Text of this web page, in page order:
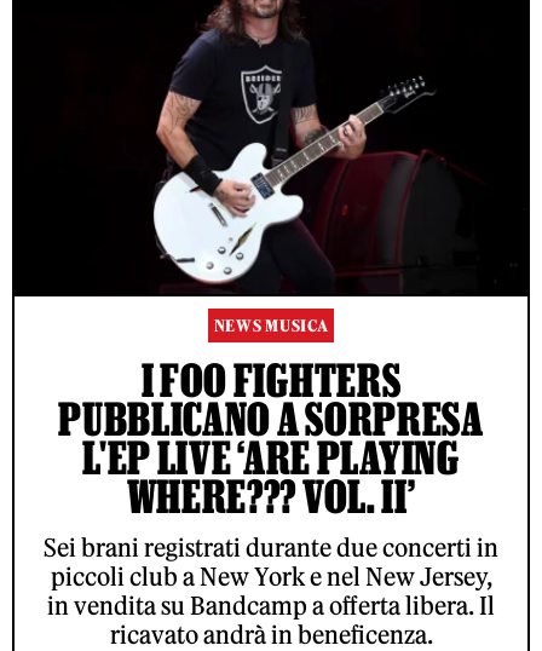
NEWS MUSICA
I FOO FIGHTERS
PUBBLICANO A SORPRESA
L'EP LIVE ‘ARE PLAYING
WHERE??? VOL. II’
Sei brani registrati durante due concerti in
piccoli club a New York e nel New Jersey,
in vendita su Bandcamp a offerta libera. Il
ricavato andrà in beneficenza.